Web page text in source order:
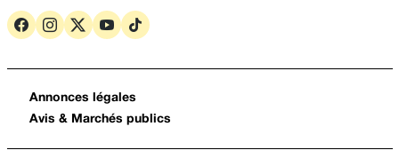
Annonces légales
Avis & Marchés publics